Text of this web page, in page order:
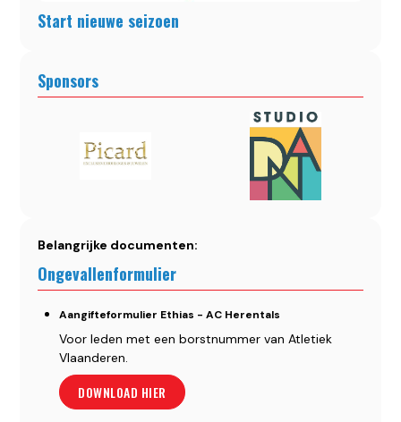
Start nieuwe seizoen
Sponsors
Belangrijke documenten:
Ongevallenformulier
Aangifteformulier Ethias - AC Herentals
Voor leden met een borstnummer van Atletiek
Vlaanderen.
DOWNLOAD HIER